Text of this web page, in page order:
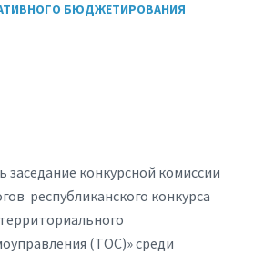
БЮДЖЕТИРОВАНИЯ
заседание конкурсной комиссии
республиканского конкурса
(ТОС)» среди